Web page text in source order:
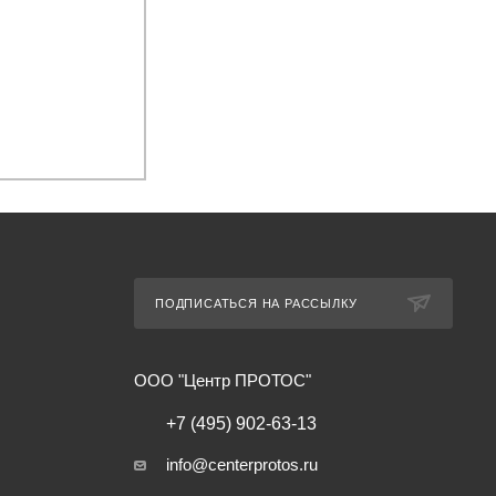
ПОДПИСАТЬСЯ НА РАССЫЛКУ
ООО "Центр ПРОТОС"
+7 (495) 902-63-13
info@centerprotos.ru